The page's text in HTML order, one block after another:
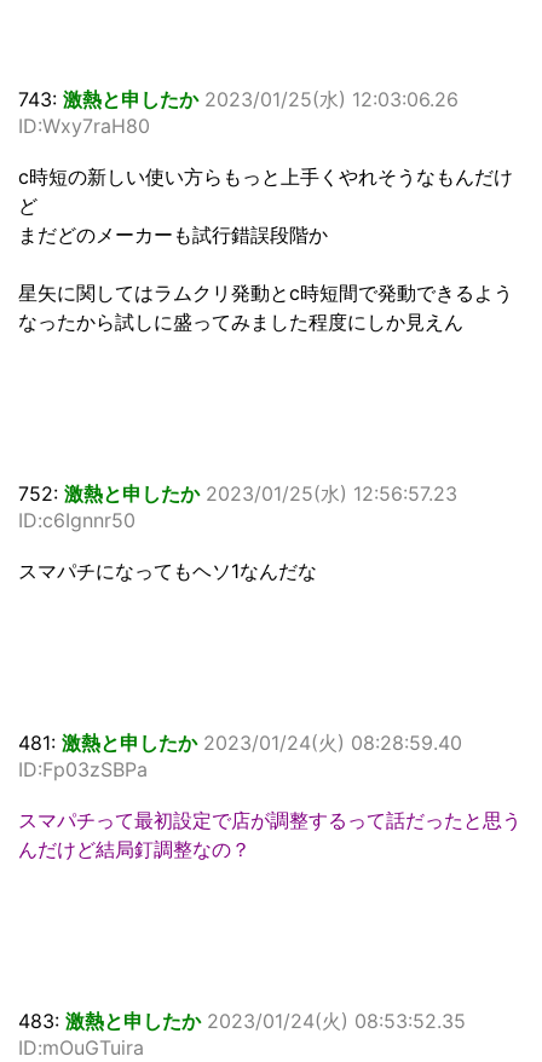
743: 激熱と申したか 2023/01/25(水) 12:03:06.26
ID:Wxy7raH80
c時短の新しい使い方らもっと上手くやれそうなもんだけ
ど
まだどのメーカーも試行錯誤段階か
星矢に関してはラムクリ発動とc時短間で発動できるよう
なったから試しに盛ってみました程度にしか見えん
752: 激熱と申したか 2023/01/25(水) 12:56:57.23
ID:c6Ignnr50
スマパチになってもヘソ1なんだな
481: 激熱と申したか 2023/01/24(火) 08:28:59.40
ID:Fp03zSBPa
スマパチって最初設定で店が調整するって話だったと思う
んだけど結局釘調整なの？
483: 激熱と申したか 2023/01/24(火) 08:53:52.35
ID:mOuGTuira